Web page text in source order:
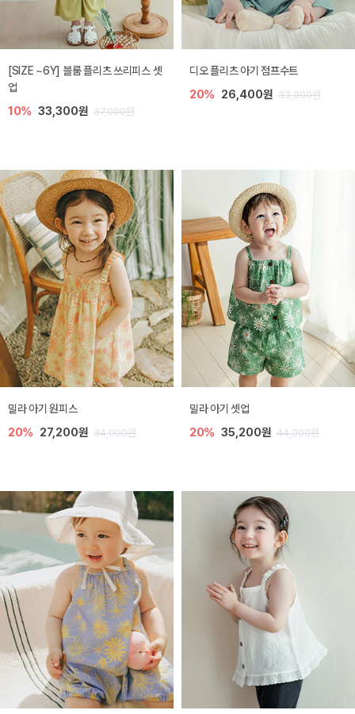
[SIZE ~6Y] 블룸 플리츠 쓰리피스 셋
업
10% 33,300원 37,000원
디오 플리츠 아기 점프수트
20% 26,400원 33,000원
밀라 아기 원피스
20% 27,200원 34,000원
밀라 아기 셋업
20% 35,200원 44,000원